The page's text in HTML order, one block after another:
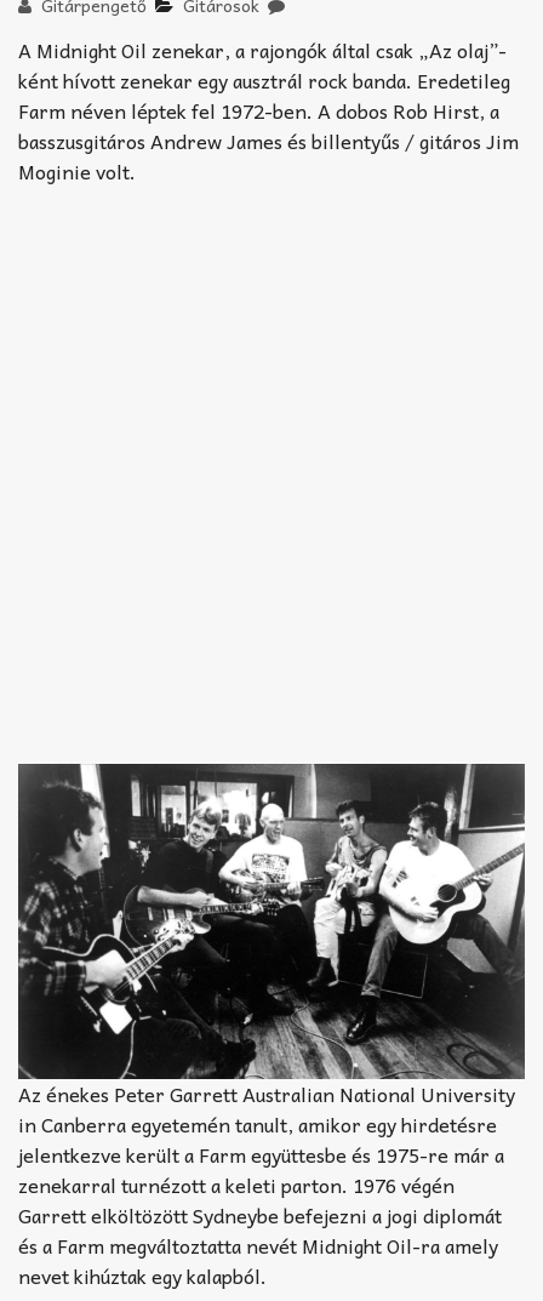
TABok
Improvizáció
A Midnight Oil zenekar, a rajongók által csak „Az olaj”-
ként hívott zenekar egy ausztrál rock banda. Eredetileg
Farm néven léptek fel 1972-ben. A dobos Rob Hirst, a
basszusgitáros Andrew James és billentyűs / gitáros Jim
Moginie volt.
Az énekes Peter Garrett Australian National University
in Canberra egyetemén tanult, amikor egy hirdetésre
jelentkezve került a Farm együttesbe és 1975-re már a
zenekarral turnézott a keleti parton. 1976 végén
Garrett elköltözött Sydneybe befejezni a jogi diplomát
és a Farm megváltoztatta nevét Midnight Oil-ra amely
nevet kihúztak egy kalapból.